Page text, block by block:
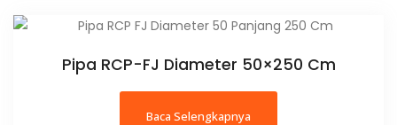
Pipa RCP-FJ Diameter 50×250 Cm
Baca Selengkapnya